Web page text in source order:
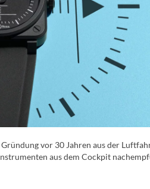
vor 30 Jahren aus der
aus dem Cockpit